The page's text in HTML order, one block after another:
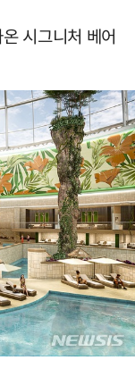
시그니처 베어